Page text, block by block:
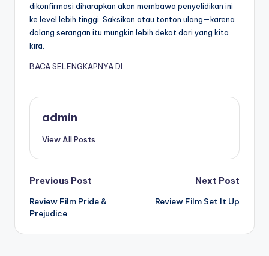
dikonfirmasi diharapkan akan membawa penyelidikan ini
ke level lebih tinggi. Saksikan atau tonton ulang—karena
dalang serangan itu mungkin lebih dekat dari yang kita
kira.
BACA SELENGKAPNYA DI…
admin
View All Posts
Post
navigation
Previous Post
Review Film Pride &
Prejudice
Next Post
Review Film Set It Up